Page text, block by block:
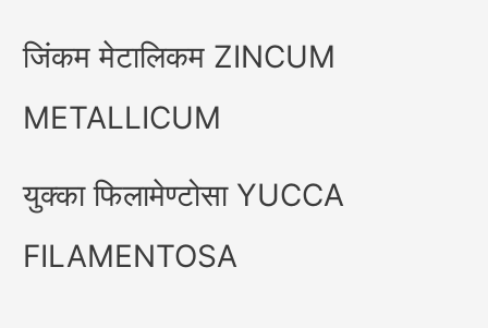
जिंकम मेटालिकम ZINCUM
METALLICUM
युक्का फिलामेण्टोसा YUCCA
FILAMENTOSA